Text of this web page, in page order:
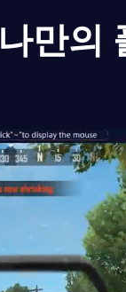
만의